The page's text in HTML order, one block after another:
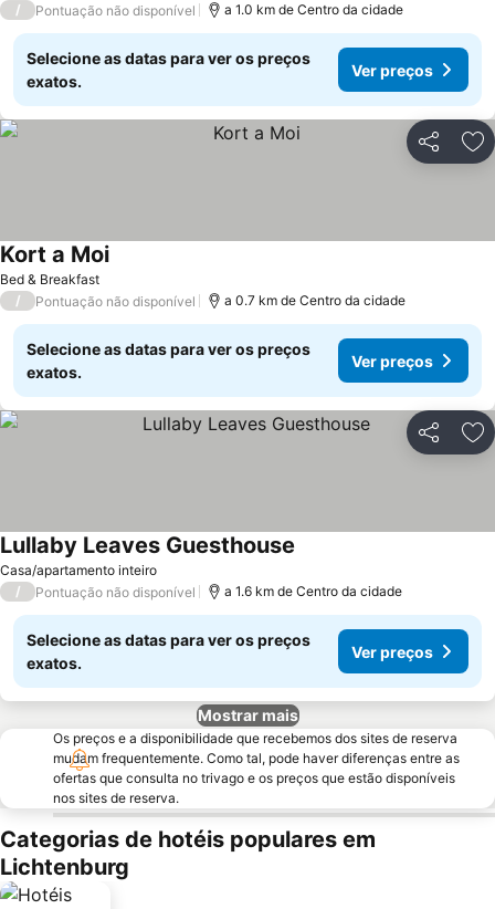
/ Pontuação não disponível a 1.0 km de Centro da cidade
Selecione as datas para ver os preços
exatos.
Ver preços
Partilhar
Bed & Breakfast
Kort a Moi
/ Pontuação não disponível a 0.7 km de Centro da cidade
Selecione as datas para ver os preços
exatos.
Ver preços
Partilhar
Casa/apartamento inteiro
Lullaby Leaves Guesthouse
/ Pontuação não disponível a 1.6 km de Centro da cidade
Selecione as datas para ver os preços
exatos.
Ver preços
Mostrar mais
Os preços e a disponibilidade que recebemos dos sites de reserva
mudam frequentemente. Como tal, pode haver diferenças entre as
ofertas que consulta no trivago e os preços que estão disponíveis
nos sites de reserva.
Categorias de hotéis populares em
Lichtenburg